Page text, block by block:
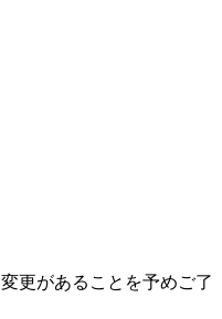
更があることを予めご了